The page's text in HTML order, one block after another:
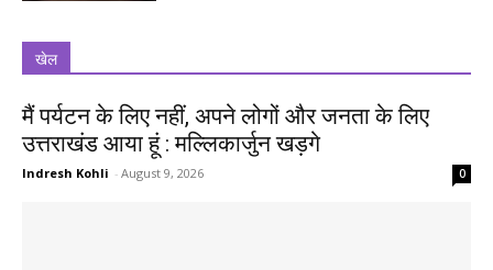
खेल
मैं पर्यटन के लिए नहीं, अपने लोगों और जनता के लिए
उत्तराखंड आया हूं : मल्लिकार्जुन खड़गे
Indresh Kohli - August 9, 2026 0